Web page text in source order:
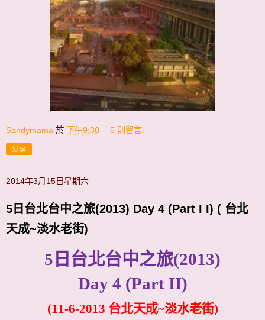
Sandymama 於 下午9:30 5 則留言:
分享
2014年3月15日星期六
5日台北台中之旅(2013) Day 4 (Part I I) ( 台北
天成~淡水老街)
5 日台北台中之旅(2013)
Day 4 (Part II)
(11-6-2013 台北天成~淡水老街)